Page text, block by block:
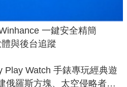
一鍵安全精簡
與後台追蹤
Play Watch 手錶專玩經典遊
俄羅斯方塊、太空侵略者，